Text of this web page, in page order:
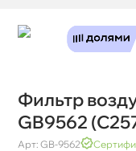
Фильтр
GB9562
Арт: GB-9562
Самовывоз